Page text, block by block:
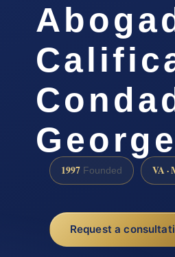
1997 Founded VA ·
Request a